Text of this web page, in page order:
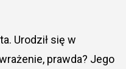
Urodził się w
prawda? Jego